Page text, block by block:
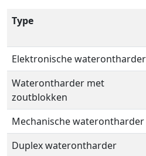
Type
Elektronische waterontharder
Waterontharder met
zoutblokken
Mechanische waterontharder
Duplex waterontharder